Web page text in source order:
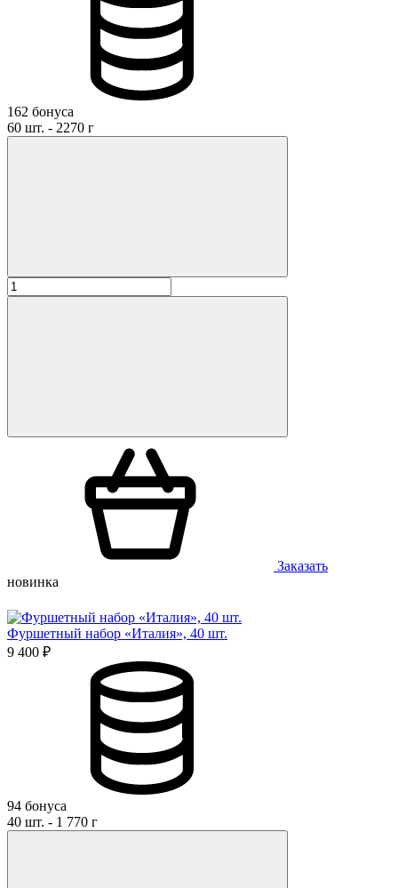
162 бонуса
60 шт. - 2270 г
Заказать
новинка
Фуршетный набор «Италия», 40 шт.
9 400 ₽
94 бонуса
40 шт. - 1 770 г